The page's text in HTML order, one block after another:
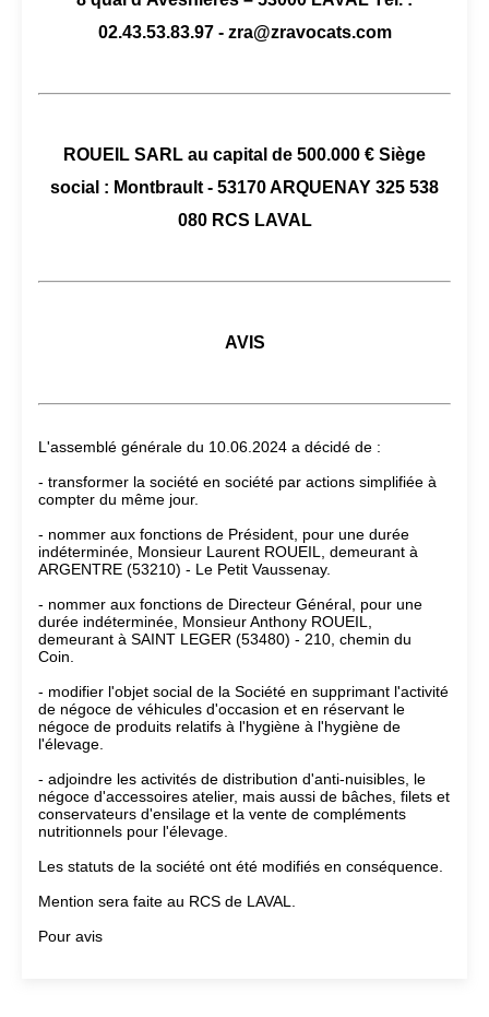
02.43.53.83.97 - zra@zravocats.com
ROUEIL SARL au capital de 500.000 € Siège
social : Montbrault - 53170 ARQUENAY 325 538
080 RCS LAVAL
AVIS
L'assemblé générale du 10.06.2024 a décidé de :
- transformer la société en société par actions simplifiée à
compter du même jour.
- nommer aux fonctions de Président, pour une durée
indéterminée, Monsieur Laurent ROUEIL, demeurant à
ARGENTRE (53210) - Le Petit Vaussenay.
- nommer aux fonctions de Directeur Général, pour une
durée indéterminée, Monsieur Anthony ROUEIL,
demeurant à SAINT LEGER (53480) - 210, chemin du
Coin.
- modifier l'objet social de la Société en supprimant l'activité
de négoce de véhicules d'occasion et en réservant le
négoce de produits relatifs à l'hygiène à l'hygiène de
l'élevage.
- adjoindre les activités de distribution d'anti-nuisibles, le
négoce d'accessoires atelier, mais aussi de bâches, filets et
conservateurs d'ensilage et la vente de compléments
nutritionnels pour l'élevage.
Les statuts de la société ont été modifiés en conséquence.
Mention sera faite au RCS de LAVAL.
Pour avis